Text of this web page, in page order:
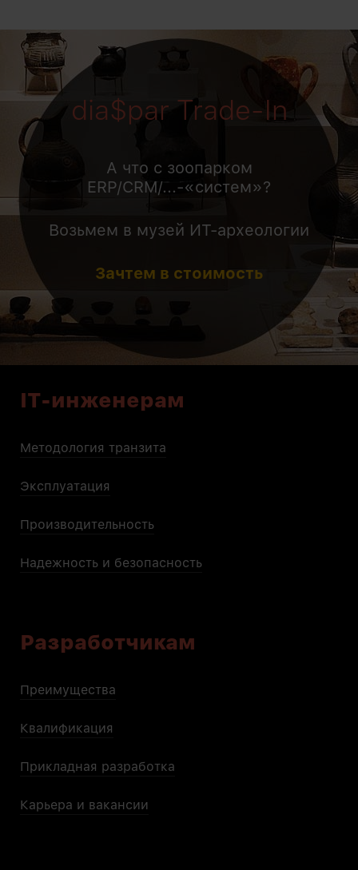
dia$par Trade-In
А что с зоопарком
ERP/CRM/...-«систем»?
Возьмем в музей ИТ-археологии
Зачтем в стоимость
IT-инженерам
Методология транзита
Эксплуатация
Производительность
Надежность и безопасность
Разработчикам
Преимущества
Квалификация
Прикладная разработка
Карьера и вакансии